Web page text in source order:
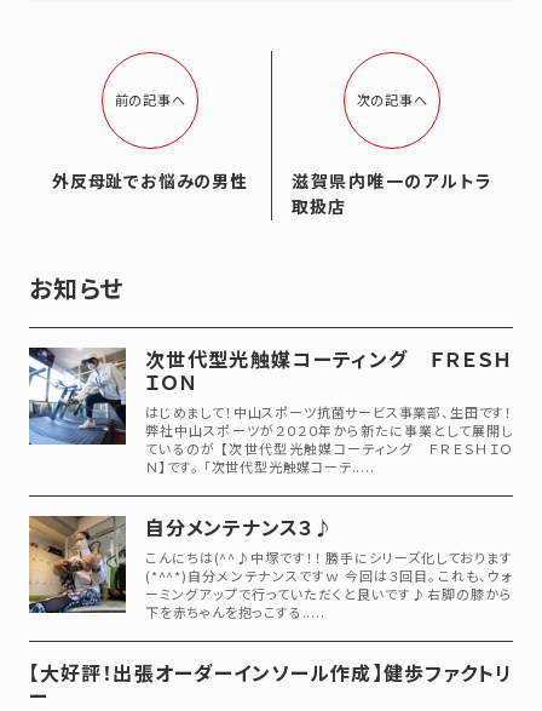
前の記事へ
外反母趾でお悩みの男性
次の記事へ
滋賀県内唯一のアルトラ
取扱店
お知らせ
次世代型光触媒コーティング ＦＲＥＳＨ
ＩＯＮ
はじめまして！中山スポーツ抗菌サービス事業部、生田です！
弊社中山スポーツが２０２０年から新たに事業として展開し
ているのが 【次世代型光触媒コーティング ＦＲＥＳＨＩＯ
Ｎ】です。 「次世代型光触媒コーテ.....
自分メンテナンス３♪
こんにちは(^^♪中塚です！！ 勝手にシリーズ化しております
(*^^*)自分メンテナンスですｗ 今回は３回目。これも、ウォ
ーミングアップで行っていただくと良いです♪右脚の膝から
下を赤ちゃんを抱っこする.....
【大好評！出張オーダーインソール作成】健歩ファクトリ
ー